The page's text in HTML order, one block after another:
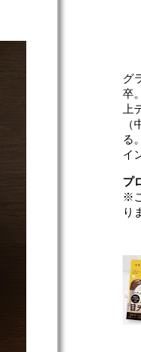
グ
卒
上
（
る
イ
プ
※
り